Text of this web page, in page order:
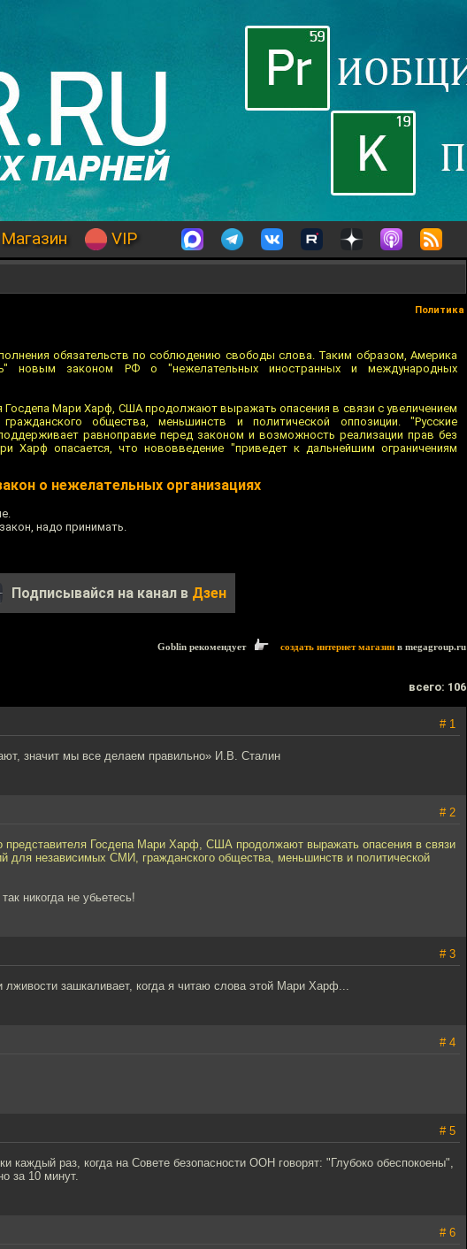
Магазин VIP
Политика
обязательств по соблюдению свободы слова. Таким образом, Америка
новым законом РФ о "нежелательных иностранных и международных
Госдепа Мари Харф, США продолжают выражать опасения в связи с увеличением
общества, меньшинств и политической оппозиции. "Русские
равноправие перед законом и возможность реализации прав без
Харф опасается, что нововведение "приведет к дальнейшим ограничениям
о нежелательных организациях
надо принимать.
Подписывайся на канал в Дзен
Goblin рекомендует создать интернет магазин в megagroup.ru
всего: 106
# 1
значит мы все делаем правильно» И.В. Сталин
# 2
представителя Госдепа Мари Харф, США продолжают выражать опасения в связи
для независимых СМИ, гражданского общества, меньшинств и политической
никогда не убьетесь!
# 3
лживости зашкаливает, когда я читаю слова этой Мари Харф...
# 4
# 5
каждый раз, когда на Совете безопасности ООН говорят: "Глубоко обеспокоены",
за 10 минут.
# 6